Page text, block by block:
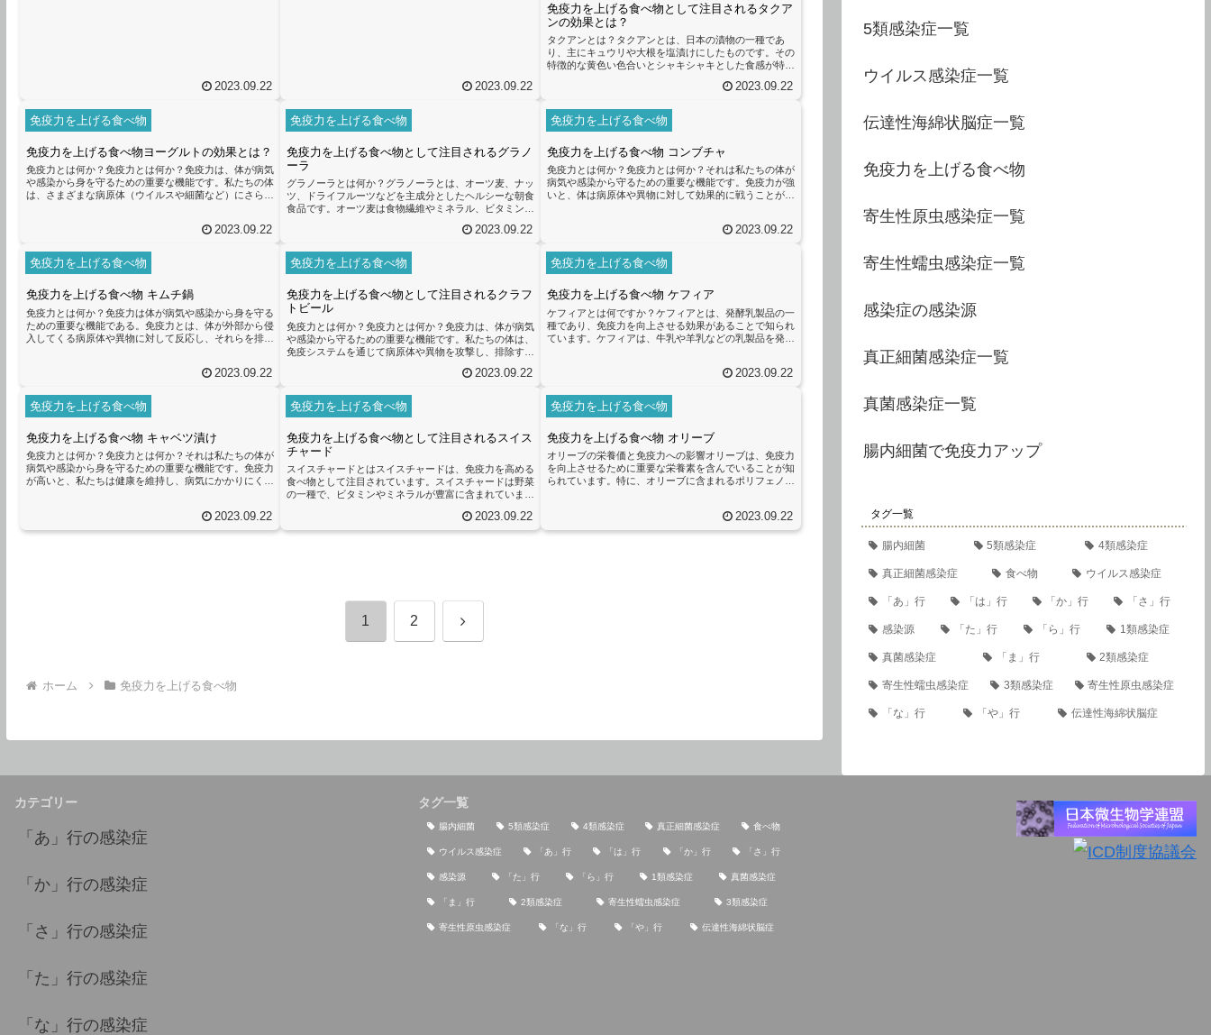
2023.09.22 2023.09.22
免疫力を上げる食べ物として注目されるタクア
ンの効果とは？
タクアンとは？タクアンとは、日本の漬物の一種であ
り、主にキュウリや大根を塩漬けにしたものです。その
特徴的な黄色い色合いとシャキシャキとした食感が特徴
を高める効果があると言われています。その主な理由
内環境を整え、免疫力を向上させる効果があります。ま
た、食物繊維は腸内の善玉菌のエサとなり、腸内環境を
タクアンにはビタミンCやビタミンK...
2023.09.22
免疫力を上げる食べ物
免疫力を上げる食べ物ヨーグルトの効果とは？
免疫力とは何か？免疫力とは何か？免疫力は、体が病気
や感染から身を守るための重要な機能です。私たちの体
は、さまざまな病原体（ウイルスや細菌など）にさらさ
免疫細胞や抗体などの防御メカニズムによって支えられ
メカニズムを持つことができます。これにより、病気や
感染症にかかりにくくなります。免疫力を向上させるた
2023.09.22
免疫力を上げる食べ物
免疫力を上げる食べ物として注目されるグラノ
ーラ
グラノーラとは何か？グラノーラとは、オーツ麦、ナッ
ツ、ドライフルーツなどを主成分としたヘルシーな朝食
食品です。オーツ麦は食物繊維やミネラル、ビタミンB
ンパク質が含まれています。また、ドライフルーツには
を高める効果があります。グラノーラは免疫力を高める
ための栄養素をバランス良く含んでいるため、注目され
分は、免疫細胞の活性化を促し...
2023.09.22
免疫力を上げる食べ物
免疫力を上げる食べ物 コンブチャ
免疫力とは何か？免疫力とは何か？それは私たちの体が
病気や感染から守るための重要な機能です。免疫力が強
いと、体は病原体や異物に対して効果的に戦うことがで
取れた食事が欠かせません。食事は私たちの免疫システ
提供します。特に、ビタミンC、ビタミンD、亜鉛、セ
レンなどの栄養素は免疫機能をサポートするために重要
2023.09.22
免疫力を上げる食べ物
免疫力を上げる食べ物 キムチ鍋
免疫力とは何か？免疫力は体が病気や感染から身を守る
ための重要な機能である。免疫力とは、体が外部から侵
入してくる病原体や異物に対して反応し、それらを排除
ることで、健康を維持し、病気にかかりにくくなる。免
が弱まり、病気にかかりやすくなります。そのため、免
疫力を高めることは健康を維持するために非常に重要で
2023.09.22
免疫力を上げる食べ物
免疫力を上げる食べ物として注目されるクラフ
トビール
免疫力とは何か？免疫力とは何か？免疫力は、体が病気
や感染から守るための重要な機能です。私たちの体は、
免疫システムを通じて病原体や異物を攻撃し、排除する
患に対して脆弱になります。免疫力を高めるためには、
取することで、体は必要な栄養素を得ることができま
す。特に、ビタミンCや亜鉛などの栄養素は免疫力を向
として注目されているのがクラフト...
2023.09.22
免疫力を上げる食べ物
免疫力を上げる食べ物 ケフィア
ケフィアとは何ですか？ケフィアとは、発酵乳製品の一
種であり、免疫力を向上させる効果があることで知られ
ています。ケフィアは、牛乳や羊乳などの乳製品を発酵
っています。ケフィアには、乳酸菌や酵母の他にも、ビ
す。特にビタミンB群やビタミンK、カルシウム、マグ
ネシウムなどが多く含まれており、これらの栄養素は免
2023.09.22
免疫力を上げる食べ物
免疫力を上げる食べ物 キャベツ漬け
免疫力とは何か？免疫力とは何か？それは私たちの体が
病気や感染から身を守るための重要な機能です。免疫力
が高いと、私たちは健康を維持し、病気にかかりにくく
を探す必要があります。免疫力を高めるためには、バラ
ンスの取れた食事、十分な睡眠、適度な運動などの健康
2023.09.22
免疫力を上げる食べ物
免疫力を上げる食べ物として注目されるスイス
チャード
スイスチャードとはスイスチャードは、免疫力を高める
食べ物として注目されています。スイスチャードは野菜
の一種で、ビタミンやミネラルが豊富に含まれていま
ム、マグネシウム、鉄などが豊富に含まれており、免疫
システムをサポートするのに役立ちます。スイスチャー
2023.09.22
免疫力を上げる食べ物
免疫力を上げる食べ物 オリーブ
オリーブの栄養価と免疫力への影響オリーブは、免疫力
を向上させるために重要な栄養素を含んでいることが知
られています。特に、オリーブに含まれるポリフェノー
酸素を除去することで細胞を保護し、免疫細胞の機能を
向上させる効果があります。また、ポリフェノールは炎
2023.09.22
1 2 次
ホーム 免疫力を上げる食べ物
5類感染症一覧
ウイルス感染症一覧
伝達性海綿状脳症一覧
免疫力を上げる食べ物
寄生性原虫感染症一覧
寄生性蠕虫感染症一覧
感染症の感染源
真正細菌感染症一覧
真菌感染症一覧
腸内細菌で免疫力アップ
タグ一覧
腸内細菌 5類感染症 4類感染症
真正細菌感染症 食べ物 ウイルス感染症
「あ」行 「は」行 「か」行 「さ」行
感染源 「た」行 「ら」行 1類感染症
真菌感染症 「ま」行 2類感染症
寄生性蠕虫感染症 3類感染症 寄生性原虫感染症
「な」行 「や」行 伝達性海綿状脳症
カテゴリー
「あ」行の感染症
「か」行の感染症
「さ」行の感染症
「た」行の感染症
「な」行の感染症
タグ一覧
腸内細菌 5類感染症 4類感染症 真正細菌感染症 食べ物
ウイルス感染症 「あ」行 「は」行 「か」行 「さ」行
感染源 「た」行 「ら」行 1類感染症 真菌感染症
「ま」行 2類感染症 寄生性蠕虫感染症 3類感染症
寄生性原虫感染症 「な」行 「や」行 伝達性海綿状脳症